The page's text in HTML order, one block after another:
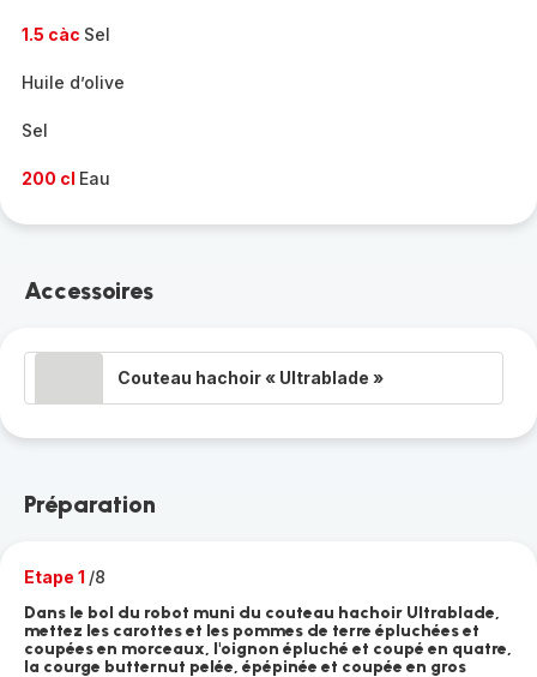
1.5 càc Sel
Huile d’olive
Sel
200 cl Eau
Accessoires
Couteau hachoir « Ultrablade »
Préparation
Etape 1 /8
Dans le bol du robot muni du couteau hachoir Ultrablade,
mettez les carottes et les pommes de terre épluchées et
coupées en morceaux, l'oignon épluché et coupé en quatre,
la courge butternut pelée, épépinée et coupée en gros